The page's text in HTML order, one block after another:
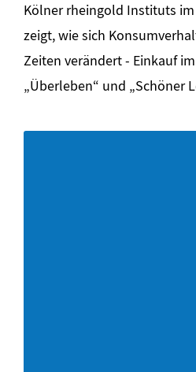
Kölner rheingold Instituts
zeigt, wie sich
Zeiten verändert - Einkauf
„Überleben“ und „Schöner